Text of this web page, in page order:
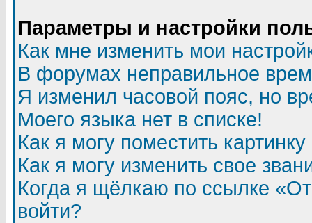
Параметры и настройки
Как мне изменить мои
В форумах неправильное
Я изменил часовой пояс, но
Моего языка нет в списке!
Как я могу поместить
Как я могу изменить свое
Когда я щёлкаю по ссылке
войти?